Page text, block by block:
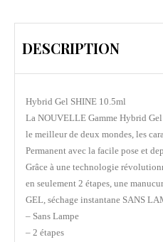
DESCRIPTION
Hybrid Gel SHINE 10.5ml
La NOUVELLE Gamme Hybrid
le meilleur de deux mondes, les
Permanent avec la facile pose et
Grâce à une technologie
en seulement 2 étapes, une
GEL, séchage instantane SANS
– Sans Lampe
– 2 étapes